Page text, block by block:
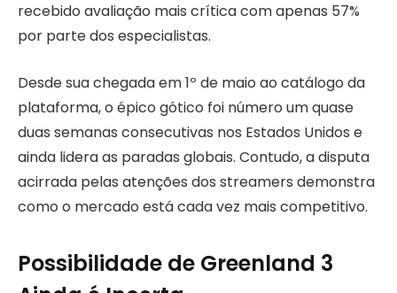
recebido avaliação mais crítica com apenas 57%
por parte dos especialistas.
Desde sua chegada em 1º de maio ao catálogo da
plataforma, o épico gótico foi número um quase
duas semanas consecutivas nos Estados Unidos e
ainda lidera as paradas globais. Contudo, a disputa
acirrada pelas atenções dos streamers demonstra
como o mercado está cada vez mais competitivo.
Possibilidade de Greenland 3